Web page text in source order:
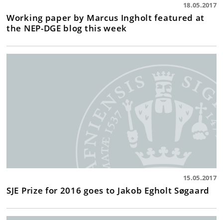
18.05.2017
Working paper by Marcus Ingholt featured at
the NEP-DGE blog this week
15.05.2017
SJE Prize for 2016 goes to Jakob Egholt Søgaard